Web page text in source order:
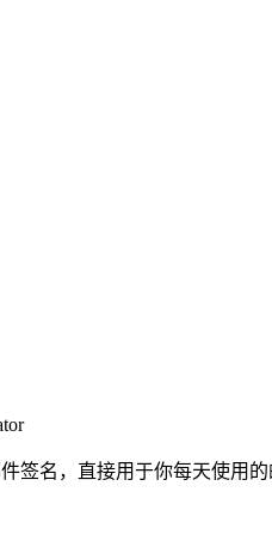
签名，直接用于你每天使用的